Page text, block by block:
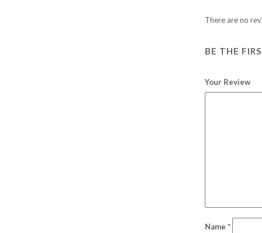
There are no
BE THE
Your Review
Name *